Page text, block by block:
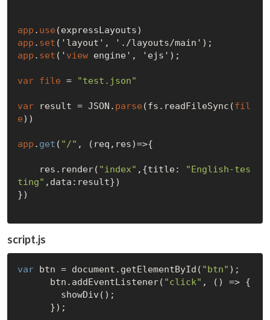
app . use
app . set
app . set (' view engine', 'ejs');
var file = "test.json"
var result = JSON. parse (fs.readFileSync(fil
e))
app . get ( "/" , (req,res)=>{
    res.render(
"index" ,{title:
"English-tes
ting" ,data:result})
})
script.js
var btn = document.getElementById( "btn" );
      btn.addEventListener(
"click" , () => {